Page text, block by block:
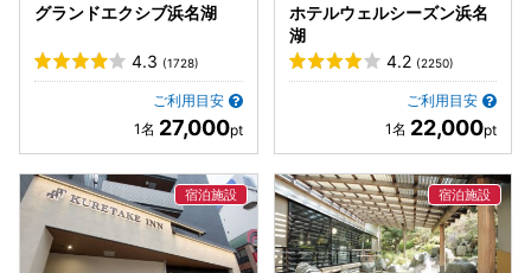
グランドエクシブ浜名湖
4.3 (1728)
ご利用目安
27,000
ホテルウェルシーズン浜名
湖
4.2 (2250)
ご利用目安
22,000